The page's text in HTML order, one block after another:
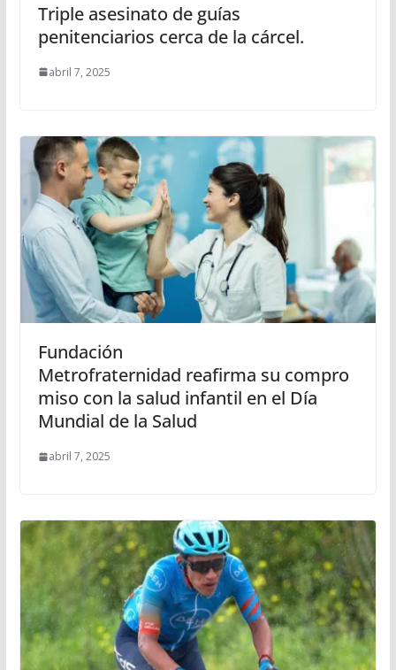
Triple asesinato de guías
penitenciarios cerca de la cárcel.
abril 7, 2025
Fundación
Metrofraternidad reafirma su compro
miso con la salud infantil en el Día
Mundial de la Salud
abril 7, 2025